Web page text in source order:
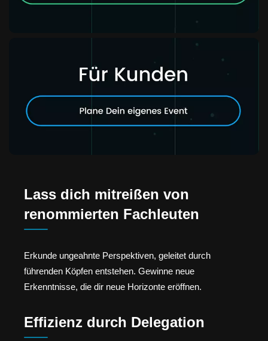
Lass dich mitreißen von
renommierten Fachleuten
Erkunde ungeahnte Perspektiven, geleitet durch
führenden Köpfen entstehen. Gewinne neue
Erkenntnisse, die dir neue Horizonte eröffnen.
Effizienz durch Delegation